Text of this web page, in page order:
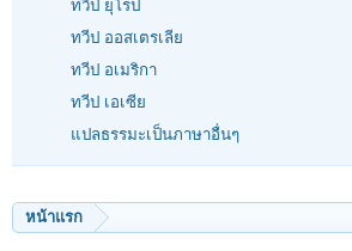
ทวีป ยุโรป
ทวีป ออสเตรเลีย
ทวีป อเมริกา
ทวีป เอเซีย
แปลธรรมะเป็นภาษาอื่นๆ
หน้าแรก